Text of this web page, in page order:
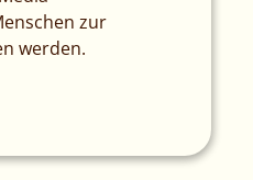
zur
werden.